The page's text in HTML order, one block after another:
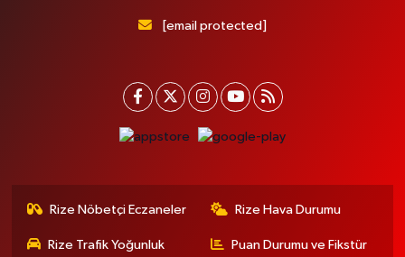
[email protected]
Rize Nöbetçi Eczaneler Rize Hava Durumu
Rize Trafik Yoğunluk
Puan Durumu ve Fikstür